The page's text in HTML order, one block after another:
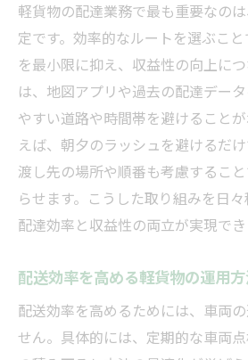
軽貨物の配達業務で最も重要なの
定です。効率的なルートを選ぶこ
を最小限に抑え、収益性の向上に
は、地図アプリや過去の配達デー
やすい道路や時間帯を避けること
えば、朝夕のラッシュを避けるだ
渡し先の場所や順番も考慮するこ
らせます。こうした取り組みを日々
配達効率と収益性の両立が実現でき
配送効率を高める軽貨物の運用
配送効率を高めるためには、車両
せん。具体的には、定期的な車両